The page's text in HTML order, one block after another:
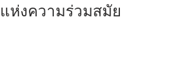
แห่งความร่วมสมัย